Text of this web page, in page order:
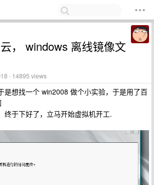
， windows 离线镜像文
· 14895 views
是想找一个 win2008 做个小实验，于是用了百
终于下好了，立马开始虚拟机开工.